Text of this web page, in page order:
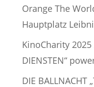
Orange The
Hauptplatz
KinoCharity 2025
DIENSTEN“
DIE BALLNACHT